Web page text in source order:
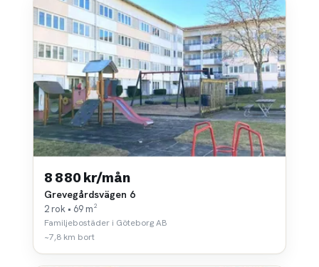
8 880 kr/mån
Grevegårdsvägen 6
2 rok • 69 m²
Familjebostäder i Göteborg AB
~7,8 km bort